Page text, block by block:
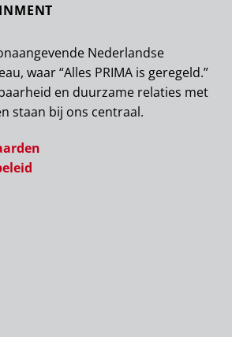
Nederlandse
waar “Alles PRIMA is geregeld.”
en duurzame relaties met
staan bij ons centraal.